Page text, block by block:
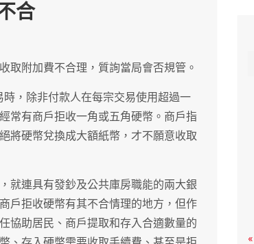
合
取附加費不合理，質詢當局會否規管。
，除非付款人在每宗交易使用超過一
常有商戶拒收一角或五角硬幣。商戶指
將硬幣兌換成大額紙幣，才不願意收取
就連具有發鈔及公共庫房職能的兩大銀
戶拒收硬幣有其不合情理的地方，但作
協助居民、商戶提取和存入合適數量的